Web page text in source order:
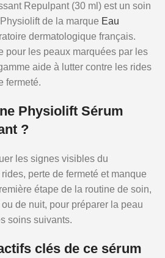
Repulpant (30 ml) est un soin
de la marque Eau
dermatologique français.
pour les peaux marquées par les
aide à lutter contre les rides
fermeté.
Physiolift Sérum
?
les signes visibles du
perte de fermeté et manque
étape de la routine de soin,
de nuit, pour préparer la peau
soins suivants.
clés de ce sérum